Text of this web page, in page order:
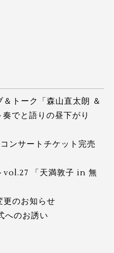
トーク「森山直太朗 ＆
でと語りの昼下がり
ンサートチケット完売
vol.27 「天満敦子 in 無
更のお知らせ
へのお誘い